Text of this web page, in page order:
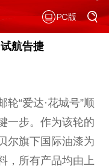
航告捷
“爱达·花城号”顺
一步。作为该轮的
尔旗下国际油漆为
，所有产品均由上